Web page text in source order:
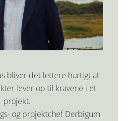
bliver det lettere hurtigt at
lever op til kravene i et
projekt.
og projektchef Derbigum